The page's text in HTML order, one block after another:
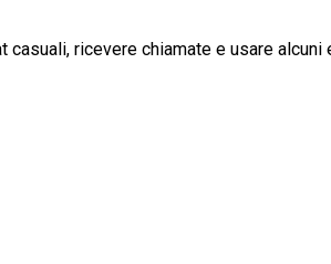
ricevere chiamate e usare